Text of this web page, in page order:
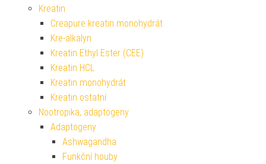
Kreatin
Creapure kreatin monohydrát
Kre-alkalyn
Kreatin Ethyl Ester (CEE)
Kreatin HCL
Kreatin monohydrát
Kreatin ostatní
Nootropika, adaptogeny
Adaptogeny
Ashwagandha
Funkční houby